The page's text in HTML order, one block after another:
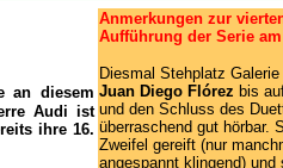
an diesem
Audi ist
ihre 16.
Anmerkungen zur
Aufführung der Serie am
Diesmal Stehplatz
Juan Diego Flórez bis
und den Schluss des
überraschend gut hörbar.
Zweifel gereift (nur
angespannt klingend) und